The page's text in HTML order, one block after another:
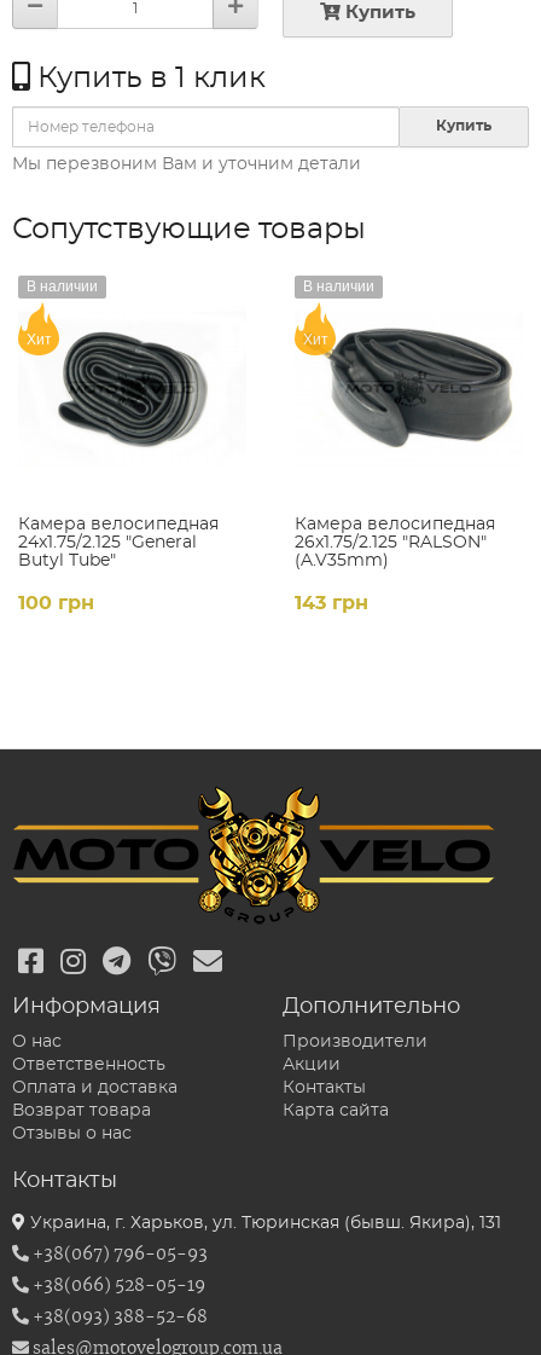
Купить
Купить в 1 клик
Купить
Мы перезвоним Вам и уточним детали
Сопутствующие товары
Камера велосипедная
24x1.75/2.125 "General
Butyl Tube"
В наличии
Хит
100 грн
Камера велосипедная
26x1.75/2.125 "RALSON"
(A.V35mm)
В наличии
Хит
143 грн
Информация
О нас
Ответственность
Оплата и доставка
Возврат товара
Отзывы о нас
Дополнительно
Производители
Акции
Контакты
Карта сайта
Контакты
Украина, г. Харьков, ул. Тюринская (бывш. Якира), 131
+38(067) 796-05-93
+38(066) 528-05-19
+38(093) 388-52-68
sales@motovelogroup.com.ua